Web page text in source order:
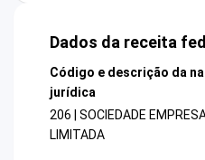
Dados da receita
Código e descrição da
jurídica
206 | SOCIEDADE
LIMITADA